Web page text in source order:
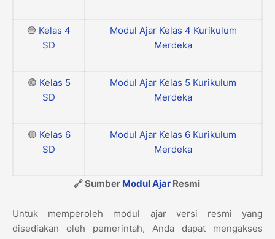
🔵 Kelas 4
SD
Modul Ajar Kelas 4 Kurikulum
Merdeka
🟣 Kelas 5
SD
Modul Ajar Kelas 5 Kurikulum
Merdeka
🔴 Kelas 6
SD
Modul Ajar Kelas 6 Kurikulum
Merdeka
🔗 Sumber Modul AjarResmi
Untuk memperoleh modul ajar versi resmi yang
disediakan oleh pemerintah, Anda dapat mengakses